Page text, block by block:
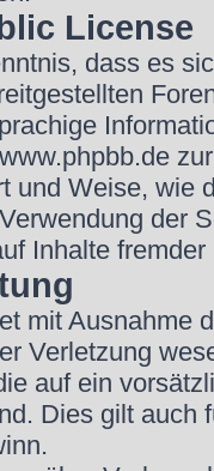
License
dass es
und Weise, wie
der
Inhalte
mit Ausnahme
Verletzung
auf ein
Dies gilt auch